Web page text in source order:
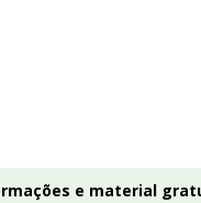
e material